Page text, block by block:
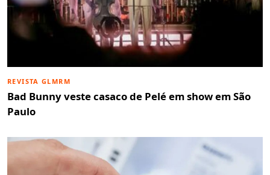
REVISTA GLMRM
Bad Bunny veste casaco de Pelé em show em São
Paulo